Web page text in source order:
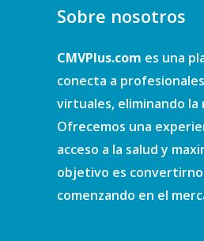
Sobre nosotros
CMVPlus.com es una
conecta a
virtuales, eliminando la
Ofrecemos una
acceso a la salud y
objetivo es
comenzando en el